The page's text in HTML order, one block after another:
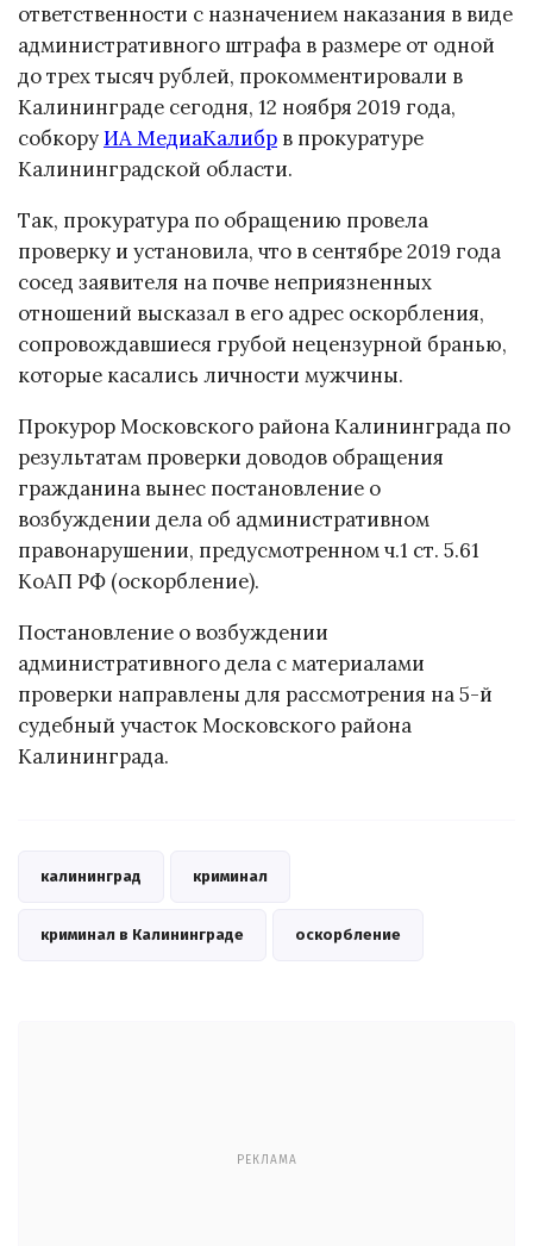
ответственности с назначением наказания в виде
административного штрафа в размере от одной
до трех тысяч рублей, прокомментировали в
Калининграде сегодня, 12 ноября 2019 года,
собкоруИА МедиаКалибр в прокуратуре
Калининградской области.
Так, прокуратура по обращению провела
проверку и установила, что в сентябре 2019 года
сосед заявителя на почве неприязненных
отношений высказал в его адрес оскорбления,
сопровождавшиеся грубой нецензурной бранью,
которые касались личности мужчины.
Прокурор Московского района Калининграда по
результатам проверки доводов обращения
гражданина вынес постановление о
возбуждении дела об административном
правонарушении, предусмотренном ч.1 ст. 5.61
КоАП РФ (оскорбление).
Постановление о возбуждении
административного дела с материалами
проверки направлены для рассмотрения на 5-й
судебный участок Московского района
Калининграда.
калининград криминал
криминал в Калининграде оскорбление
РЕКЛАМА